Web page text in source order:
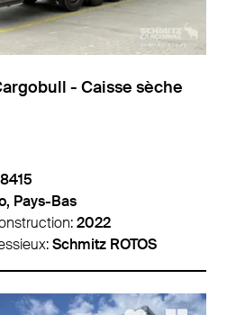
- Caisse sèche
Pays-Bas
2022
Schmitz ROTOS